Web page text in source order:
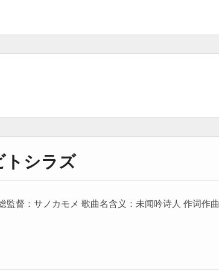
トシラズ
監督：サノカモメ 歌曲名含义：未闻吟诗人 作词作
シラズ